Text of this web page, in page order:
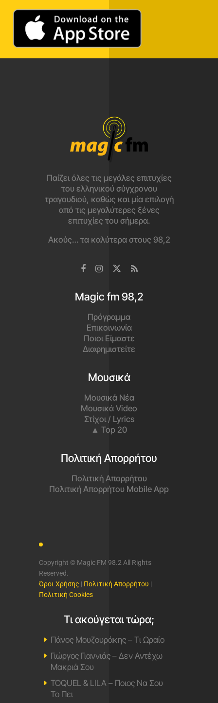
Παίζει όλες τις μεγάλες επιτυχίες
του ελληνικού σύγχρονου
τραγουδιού, καθώς και μία επιλογή
από τις μεγαλύτερες ξένες
επιτυχίες του σήμερα.
Ακούς… τα καλύτερα στους 98,2
Magic fm 98,2
Πρόγραμμα
Επικοινωνία
Ποιοι Είμαστε
Διαφημιστείτε
Μουσικά
Μουσικά Νέα
Μουσικά Video
Στίχοι / Lyrics
▲ Top 20
Πολιτική Απορρήτου
Πολιτική Απορρήτου
Πολιτική Απορρήτου Mobile App
Copyright © Magic FM 98.2 All Rights
Reserved.
Όροι Χρήσης | Πολιτική Απορρήτου |
Πολιτική Cookies
Τι ακούγεται τώρα;
Πάνος Μουζουράκης – Τι Ωραίο
Γιώργος Γιαννιάς – Δεν Αντέχω
Μακριά Σου
TOQUEL & LILA – Ποιος Να Σου
Το Πει